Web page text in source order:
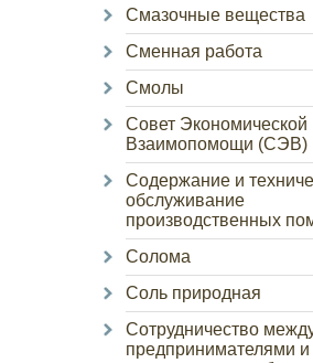
Смазочные вещества
Сменная работа
Смолы
Совет Экономической
Взаимопомощи (СЭВ)
Содержание и
обслуживание
производственных
Солома
Соль природная
Сотрудничество
предпринимателями и